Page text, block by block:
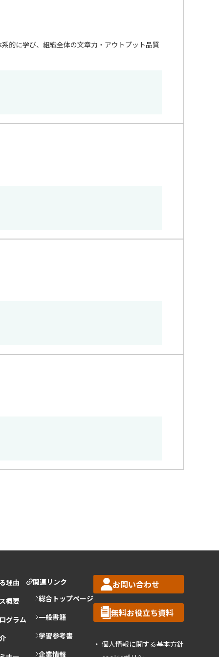
的に学び、組織全体の文章力・アウトプット品質
理由
概要
グラム
関連リンク
総合トップページ
一般書籍
学習参考書
企業情報
お問い合わせ
無料お役立ち資料
個人情報に関する基本方針